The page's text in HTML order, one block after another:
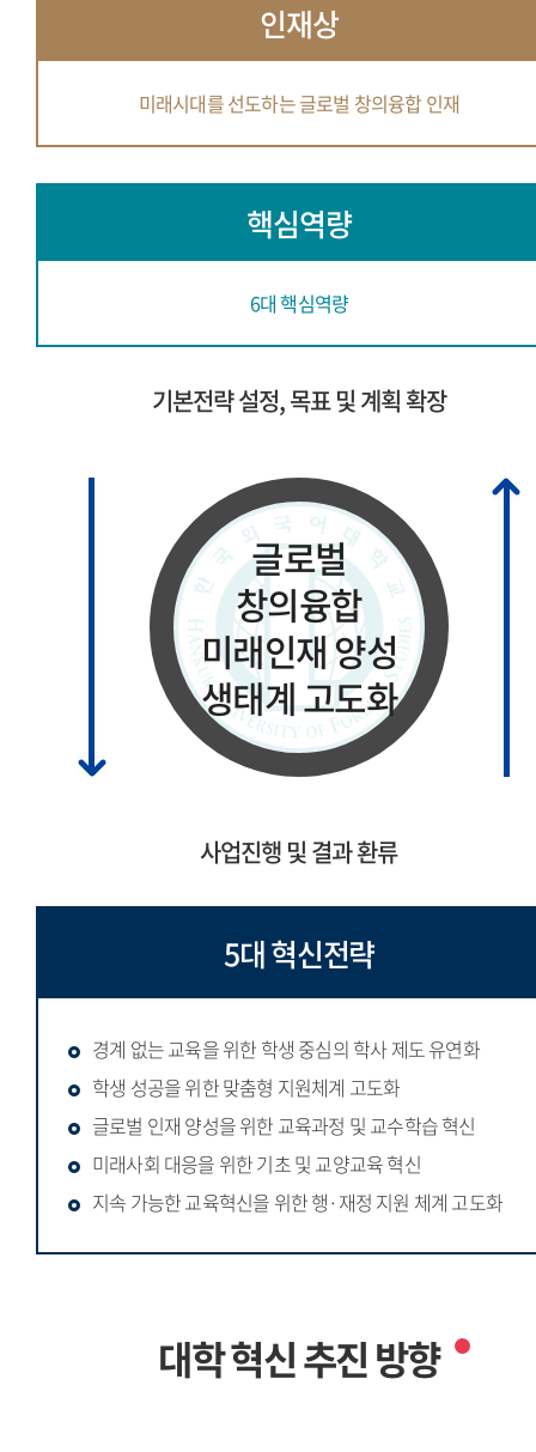
인재상
미래시대를 선도하는 글로벌 창의융합 인재
핵심역량
6대 핵심역량
기본전략 설정, 목표 및 계획 확장
글로벌
창의융합
미래인재 양성
생태계 고도화
사업진행 및 결과 환류
5대 혁신전략
경계 없는 교육을 위한 학생 중심의 학사 제도 유연화
학생 성공을 위한 맞춤형 지원체계 고도화
글로벌 인재 양성을 위한 교육과정 및 교수학습 혁신
미래사회 대응을 위한 기초 및 교양교육 혁신
지속 가능한 교육혁신을 위한 행·재정 지원 체계 고도화
대학 혁신 추진 방향